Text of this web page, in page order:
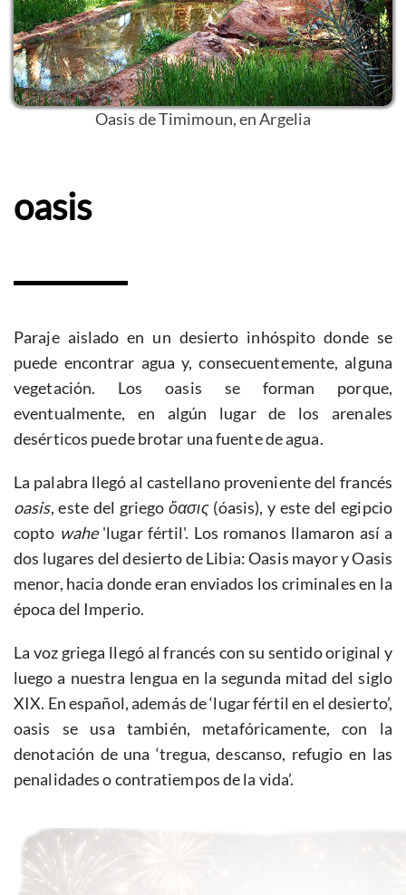
Oasis de Timimoun, en Argelia
oasis
Paraje aislado en un desierto inhóspito donde se
puede encontrar agua y, consecuentemente, alguna
vegetación. Los oasis se forman porque,
eventualmente, en algún lugar de los arenales
desérticos puede brotar una fuente de agua.
La palabra llegó al castellano proveniente del francés
oasis, este del griegoὄασις(óasis), y este del egipcio
copto wahe'lugar fértil'. Los romanos llamaron así a
dos lugares del desierto de Libia: Oasis mayor y Oasis
menor, hacia donde eran enviados los criminales en la
época del Imperio.
La voz griega llegó al francés con su sentido original y
luego a nuestra lengua en la segunda mitad del siglo
XIX. En español, además de ‘lugar fértil en el desierto’,
oasis se usa también, metafóricamente, con la
denotación de una ‘tregua, descanso, refugio en las
penalidades o contratiempos de la vida’.